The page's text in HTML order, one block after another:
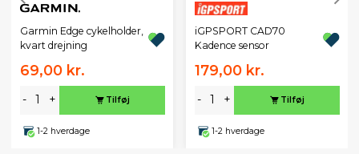
Garmin Edge cykelholder,
kvart drejning
69,00 kr.
- + Tilføj
1-2 hverdage
iGPSPORT CAD70
Kadence sensor
179,00 kr.
- + Tilføj
1-2 hverdage